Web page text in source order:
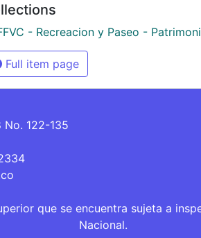
- Recreacion y Paseo -
Full item page
No. 122-135
que se encuentra sujeta a
Nacional.